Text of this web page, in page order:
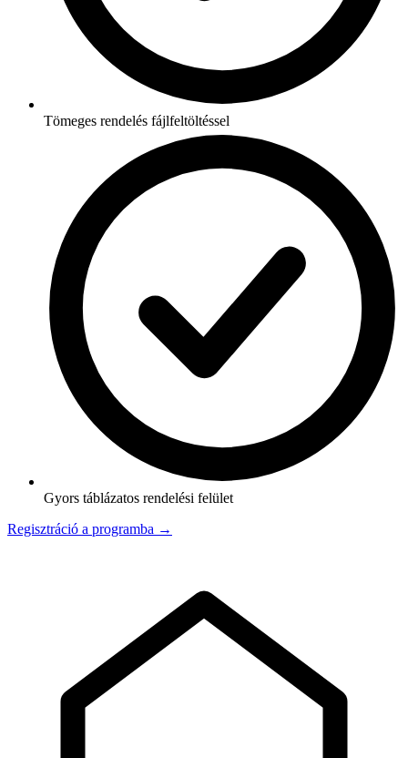
Tömeges rendelés fájlfeltöltéssel
Gyors táblázatos rendelési felület
Regisztráció a programba →